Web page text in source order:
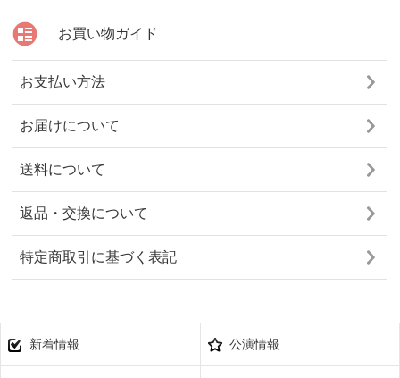
お買い物ガイド
お支払い方法
お届けについて
送料について
返品・交換について
特定商取引に基づく表記
新着情報 公演情報